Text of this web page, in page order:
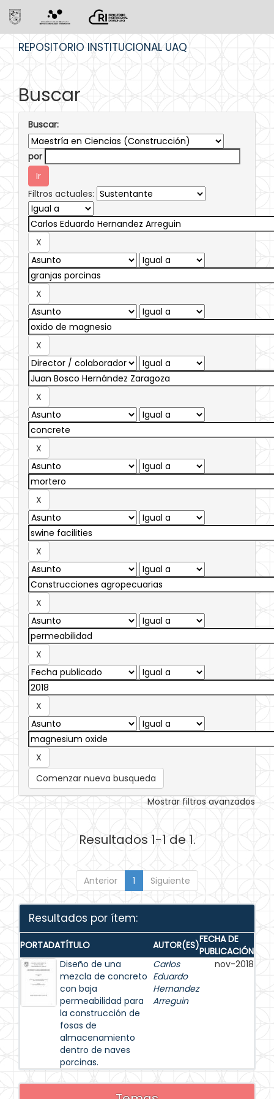
REPOSITORIO INSTITUCIONAL UAQ
Buscar
Buscar:
por
Filtros actuales:
Comenzar nueva busqueda
Mostrar filtros avanzados
Resultados 1-1 de 1.
Anterior 1 Siguiente
Resultados por ítem:
PORTADATÍTULO AUTOR(ES)FECHA DE
PUBLICACIÓN
Diseño de una
mezcla de concreto
con baja
permeabilidad para
la construcción de
fosas de
almacenamiento
dentro de naves
porcinas.
Carlos
Eduardo
Hernandez
Arreguin
nov-2018